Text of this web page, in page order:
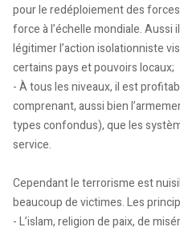
pour le redéploiement des
force à l’échelle mondiale.
légitimer l’action isolationniste
certains pays et pouvoirs locaux;
- À tous les niveaux, il est
comprenant, aussi bien
types confondus), que les
service.
Cependant le terrorisme est
beaucoup de victimes. Les
- L’islam, religion de paix, de